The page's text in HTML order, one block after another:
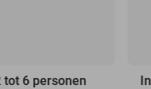
6 personen